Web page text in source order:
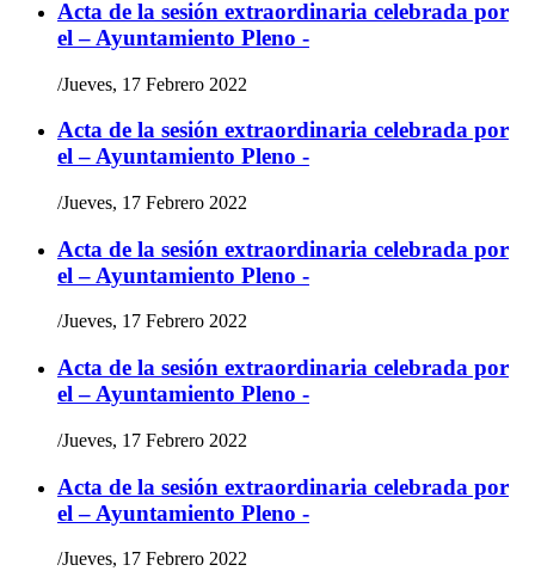
Acta de la sesión extraordinaria celebrada por
el – Ayuntamiento Pleno -
/Jueves, 17 Febrero 2022
Acta de la sesión extraordinaria celebrada por
el – Ayuntamiento Pleno -
/Jueves, 17 Febrero 2022
Acta de la sesión extraordinaria celebrada por
el – Ayuntamiento Pleno -
/Jueves, 17 Febrero 2022
Acta de la sesión extraordinaria celebrada por
el – Ayuntamiento Pleno -
/Jueves, 17 Febrero 2022
Acta de la sesión extraordinaria celebrada por
el – Ayuntamiento Pleno -
/Jueves, 17 Febrero 2022